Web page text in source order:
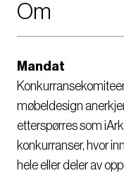
Om
Mandat
møbeldesign
etterspørres som
konkurranser, hvor
hele eller deler av